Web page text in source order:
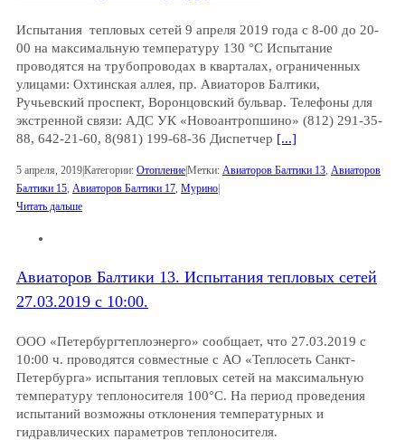
Испытания тепловых сетей 9 апреля 2019 года с 8-00 до 20-
00 на максимальную температуру 130 °C Испытание
проводятся на трубопроводах в кварталах, ограниченных
улицами: Охтинская аллея, пр. Авиаторов Балтики,
Ручьевский проспект, Воронцовский бульвар. Телефоны для
экстренной связи: АДС УК «Новоантропшино» (812) 291-35-
88, 642-21-60, 8(981) 199-68-36 Диспетчер [...]
5 апреля, 2019Категории: ОтоплениеМетки: Авиаторов Балтики 13, Авиаторов
Балтики 15, Авиаторов Балтики 17, Мурино
Читать дальше
Авиаторов Балтики 13. Испытания тепловых сетей
27.03.2019 с 10:00.
ООО «Петербургтеплоэнерго» сообщает, что 27.03.2019 с
10:00 ч. проводятся совместные с АО «Теплосеть Санкт-
Петербурга» испытания тепловых сетей на максимальную
температуру теплоносителя 100°С. На период проведения
испытаний возможны отклонения температурных и
гидравлических параметров теплоносителя.